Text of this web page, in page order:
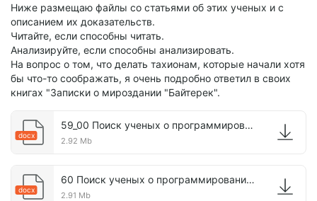
Ниже размещаю файлы со статьями об этих ученых и с
описанием их доказательств.
Читайте, если способны читать.
Анализируйте, если способны анализировать.
На вопрос о том, что делать тахионам, которые начали хотя
бы что-то соображать, я очень подробно ответил в своих
книгах "Записки о мироздании "Байтерек".
docx
59_00 Поиск ученых о программировании мысли.docx
2.92 Mb
docx
60 Поиск ученых о программировании сознания.docx
2.91 Mb